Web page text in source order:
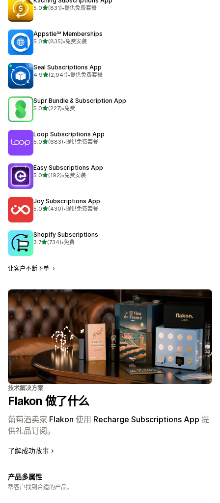
5.0星（满分 5 星）
(831)
总共 831 条评论
•提供免费套餐
Appstle℠ Memberships
5.0星（满分 5 星）
(835)
总共 835 条评论
•免费安装
Seal Subscriptions App
4.9星（满分 5 星）
(2,941)
总共 2941 条评论
•提供免费套餐
Supr Bundle & Subscription App
5.0星（满分 5 星）
(227)
总共 227 条评论
•免费
Loop Subscriptions App
5.0星（满分 5 星）
(683)
总共 683 条评论
•提供免费套餐
Easy Subscriptions App
5.0星（满分 5 星）
(192)
总共 192 条评论
•免费安装
Joy Subscriptions App
5.0星（满分 5 星）
(430)
总共 430 条评论
•提供免费套餐
Shopify Subscriptions
3.7星（满分 5 星）
(734)
总共 734 条评论
•免费
让客户不断下单
技术解决方案
Flakon 做了什么
葡萄酒卖家 Flakon 使用 Recharge Subscriptions App 提
供礼品订阅。
了解成功故事
产品多属性
帮客户找到合适的产品。